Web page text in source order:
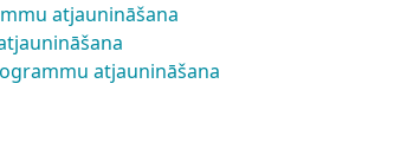
atjaunināšana
atjaunināšana